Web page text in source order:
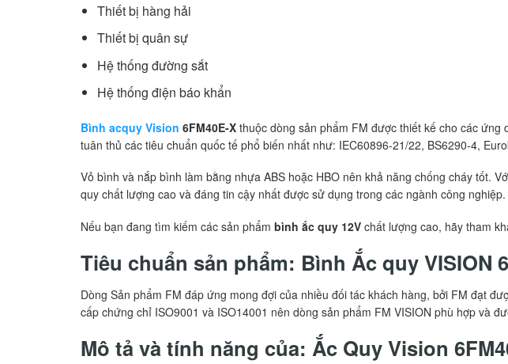
Thiết bị hàng hải
Thiết bị quân sự
Hệ thống đường sắt
Hệ thống điện báo khẩn
Bình acquy Vision 6FM40E-X thuộc dòng sản phẩm FM được thiết kế cho các
tuân thủ các tiêu chuẩn quốc tế phổ biến nhất như: IEC60896-21/22, BS6290-4,
Vỏ bình và nắp bình làm bằng nhựa ABS hoặc HBO nên khả năng chống cháy tốt.
quy chất lượng cao và đáng tin cậy nhất được sử dụng trong các ngành công nghiệp.
Nếu bạn đang tìm kiếm các sản phẩm bình ắc quy 12V chất lượng cao, hãy tham
Tiêu chuẩn sản phẩm: Bình Ắc quy VISION
Dòng Sản phẩm FM đáp ứng mong đợi của nhiều đối tác khách hàng, bởi FM đạt
cấp chứng chỉ ISO9001 và ISO14001 nên dòng sản phẩm FM VISION phù hợp và
Mô tả và tính năng của: Ắc Quy Vision